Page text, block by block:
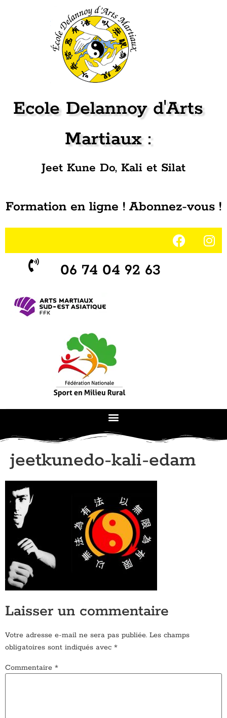
Ecole Delannoy d'Arts
Martiaux :
Jeet Kune Do, Kali et Silat
Formation en ligne ! Abonnez-vous !
06 74 04 92 63
jeetkunedo-kali-edam
Laisser un commentaire
Votre adresse e-mail ne sera pas publiée. Les champs
obligatoires sont indiqués avec *
Commentaire *